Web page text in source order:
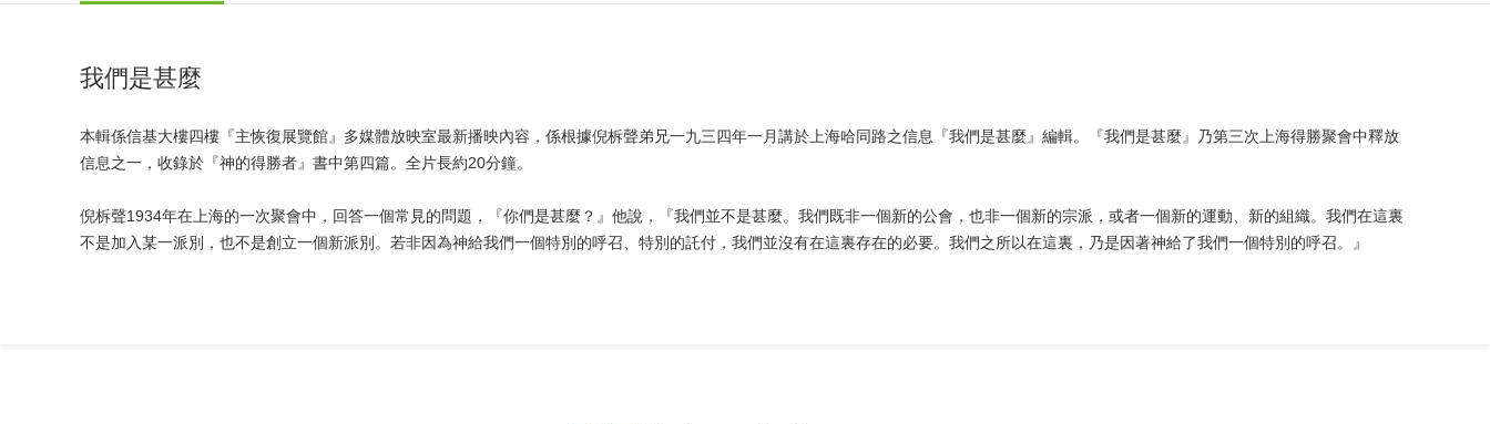
我們是甚麼
本輯係信基大樓四樓『主恢復展覽館』多媒體放映室最新播映內容，係根據倪柝聲弟兄一九三四年一月講於上海哈同路之信息『我們是甚麼』編輯。『我們是甚麼』乃第三次上海得勝聚會中釋放
信息之一，收錄於『神的得勝者』書中第四篇。全片長約20分鐘。
倪柝聲1934年在上海的一次聚會中，回答一個常見的問題，『你們是甚麼？』他說，『我們並不是甚麼。我們既非一個新的公會，也非一個新的宗派，或者一個新的運動、新的組織。我們在這裏
不是加入某一派別，也不是創立一個新派別。若非因為神給我們一個特別的呼召、特別的託付，我們並沒有在這裏存在的必要。我們之所以在這裏，乃是因著神給了我們一個特別的呼召。』